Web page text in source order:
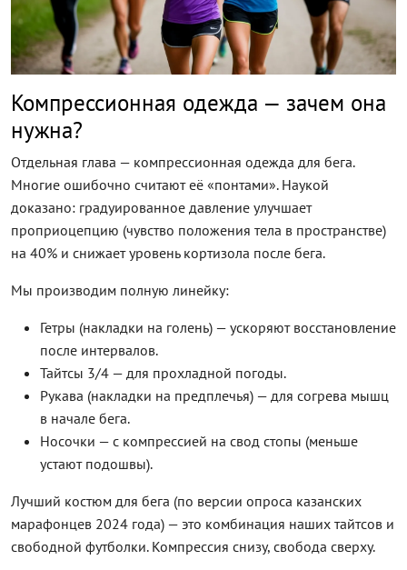
Компрессионная одежда — зачем она
нужна?
Отдельная глава — компрессионная одежда для бега.
Многие ошибочно считают её «понтами». Наукой
доказано: градуированное давление улучшает
проприоцепцию (чувство положения тела в пространстве)
на 40% и снижает уровень кортизола после бега.
Мы производим полную линейку:
Гетры (накладки на голень) — ускоряют восстановление
после интервалов.
Тайтсы 3/4 — для прохладной погоды.
Рукава (накладки на предплечья) — для согрева мышц
в начале бега.
Носочки — с компрессией на свод стопы (меньше
устают подошвы).
Лучший костюм для бега (по версии опроса казанских
марафонцев 2024 года) — это комбинация наших тайтсов и
свободной футболки. Компрессия снизу, свобода сверху.